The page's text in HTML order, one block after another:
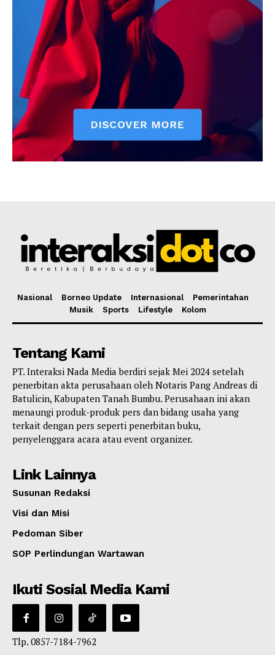
Nasional Borneo Update Internasional
Pemerintahan
Musik
Sports Lifestyle Kolom
Tentang Kami
PT. Interaksi Nada Media berdiri sejak Mei 2024 setelah
penerbitan akta perusahaan oleh Notaris Pang Andreas di
Batulicin, Kabupaten Tanah Bumbu. Perusahaan ini akan
menaungi produk-produk pers dan bidang usaha yang
terkait dengan pers seperti penerbitan buku,
penyelenggara acara atau event organizer.
Link Lainnya
Susunan Redaksi
Visi dan Misi
Pedoman Siber
SOP Perlindungan Wartawan
Ikuti Sosial Media Kami
Tlp. 0857-7184-7962